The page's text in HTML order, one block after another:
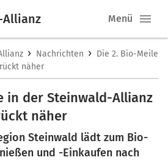
Menü
› Nachrichten › Die 2. Bio-Meile
näher
in der Steinwald-Allianz
näher
Steinwald lädt zum Bio-
und -Einkaufen nach